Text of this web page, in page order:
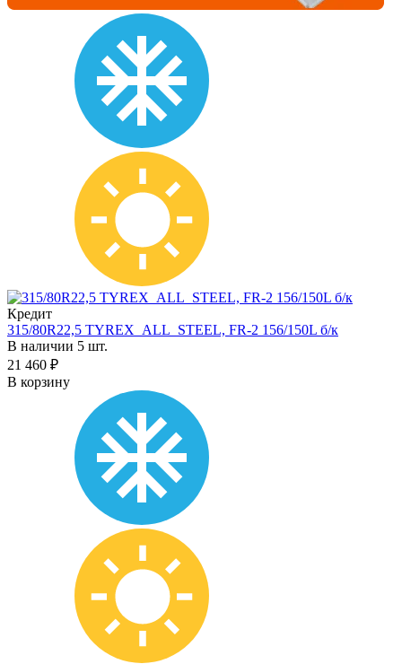
Кредит
315/80R22,5 TYREX_ALL_STEEL, FR-2 156/150L б/к
В наличии 5 шт.
21 460 ₽
В корзину